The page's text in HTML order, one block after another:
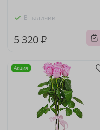
В наличии
5 320 ₽
Акция